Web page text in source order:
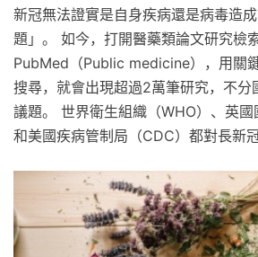
新冠無法證實是自身疾病還是病毒造
題」。 如今，打開醫藥類論文研究檢
PubMed（Public medicine），用關
搜尋，就會出現超過2萬筆研究，不分
議題。 世界衛生組織（WHO）、英國
和美國疾病管制局（CDC）都對長新冠